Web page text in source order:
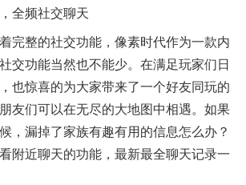
全频社交聊天
完整的社交功能，像素时代作为一款内
交功能当然也不能少。在满足玩家们日
也惊喜的为大家带来了一个好友同玩的
友们可以在无尽的大地图中相遇。如果
，漏掉了家族有趣有用的信息怎么办？
附近聊天的功能，最新最全聊天记录一